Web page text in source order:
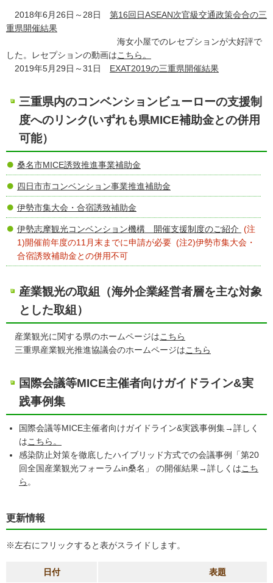
2018年6月26日～28日 第16回日ASEAN次官級交通政策会合の三
重県開催結果
海女小屋でのレセプションが大好評で
した。レセプションの動画はこちら。
2019年5月29日～31日 EXAT2019の三重県開催結果
三重県内のコンベンションビューローの支援制
度へのリンク(いずれも県MICE補助金との併用
可能）
桑名市MICE誘致推進事業補助金
四日市市コンベンション事業推進補助金
伊勢市集大会・合宿誘致補助金
伊勢志摩観光コンベンション機構 開催支援制度のご紹介 (注
1)開催前年度の11月末までに申請が必要 (注2)伊勢市集大会・
合宿誘致補助金との併用不可
産業観光の取組（海外企業経営者層を主な対象
とした取組）
産業観光に関する県のホームページはこちら
三重県産業観光推進協議会のホームページはこちら
国際会議等MICE主催者向けガイドライン&実
践事例集
国際会議等MICE主催者向けガイドライン&実践事例集→詳しく
はこちら。
感染防止対策を徹底したハイブリッド方式での会議事例「第20
回全国産業観光フォーラムin桑名」 の開催結果→詳しくはこち
ら 。
更新情報
※左右にフリックすると表がスライドします。
日付 表題